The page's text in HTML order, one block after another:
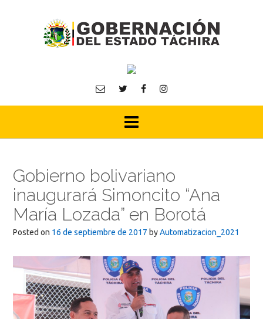
Gobierno bolivariano
inaugurará Simoncito “Ana
María Lozada” en Borotá
Posted on 16 de septiembre de 2017 byAutomatizacion_2021